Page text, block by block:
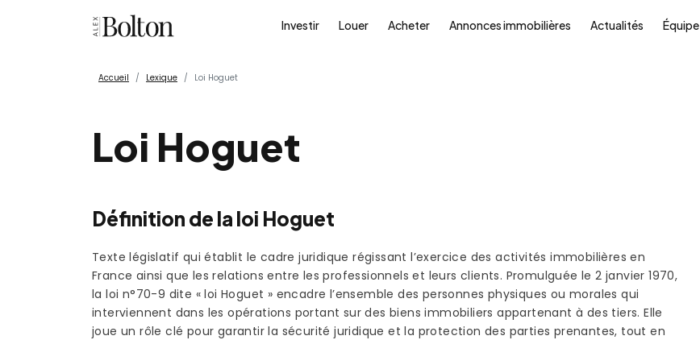
Investir Louer Acheter Annonces immobilières Actualités Équipe
Accueil Lexique Loi Hoguet
Loi Hoguet
Définition de la loi Hoguet
Texte législatif qui établit le cadre juridique régissant l’exercice des activités immobilières en
France ainsi que les relations entre les professionnels et leurs clients. Promulguée le 2 janvier 1970,
la loi n°70-9 dite « loi Hoguet » encadre l’ensemble des personnes physiques ou morales qui
interviennent dans les opérations portant sur des biens immobiliers appartenant à des tiers. Elle
joue un rôle clé pour garantir la sécurité juridique et la protection des parties prenantes, tout en